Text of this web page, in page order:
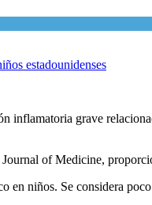
inflamatoria grave
of Medicine,
niños. Se considera